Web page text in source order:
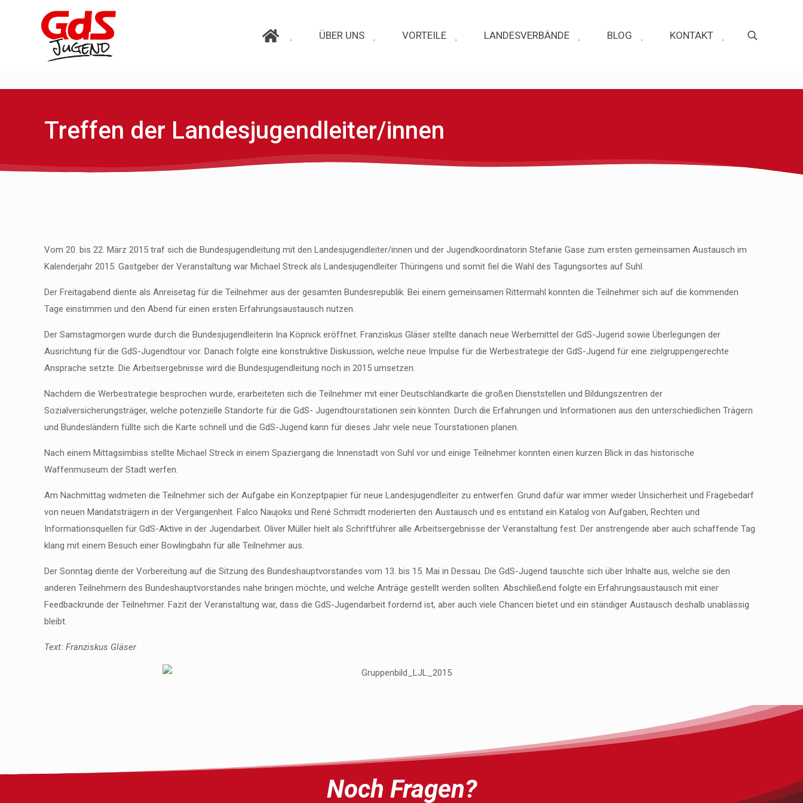
ÜBER UNS VORTEILE LANDESVERBÄNDE BLOG KONTAKT
Treffen der Landesjugendleiter/innen
Vom 20. bis 22. März 2015 traf sich die Bundesjugendleitung mit den Landesjugendleiter/innen und der Jugendkoordinatorin Stefanie Gase zum ersten gemeinsamen Austausch im
Kalenderjahr 2015. Gastgeber der Veranstaltung war Michael Streck als Landesjugendleiter Thüringens und somit fiel die Wahl des Tagungsortes auf Suhl.
Der Freitagabend diente als Anreisetag für die Teilnehmer aus der gesamten Bundesrepublik. Bei einem gemeinsamen Rittermahl konnten die Teilnehmer sich auf die kommenden
Tage einstimmen und den Abend für einen ersten Erfahrungsaustausch nutzen.
Der Samstagmorgen wurde durch die Bundesjugendleiterin Ina Köpnick eröffnet. Franziskus Gläser stellte danach neue Werbemittel der GdS-Jugend sowie Überlegungen der
Ausrichtung für die GdS-Jugendtour vor. Danach folgte eine konstruktive Diskussion, welche neue Impulse für die Werbestrategie der GdS-Jugend für eine zielgruppengerechte
Ansprache setzte. Die Arbeitsergebnisse wird die Bundesjugendleitung noch in 2015 umsetzen.
Nachdem die Werbestrategie besprochen wurde, erarbeiteten sich die Teilnehmer mit einer Deutschlandkarte die großen Dienststellen und Bildungszentren der
Sozialversicherungsträger, welche potenzielle Standorte für die GdS- Jugendtourstationen sein könnten. Durch die Erfahrungen und Informationen aus den unterschiedlichen Trägern
und Bundesländern füllte sich die Karte schnell und die GdS-Jugend kann für dieses Jahr viele neue Tourstationen planen.
Nach einem Mittagsimbiss stellte Michael Streck in einem Spaziergang die Innenstadt von Suhl vor und einige Teilnehmer konnten einen kurzen Blick in das historische
Waffenmuseum der Stadt werfen.
Am Nachmittag widmeten die Teilnehmer sich der Aufgabe ein Konzeptpapier für neue Landesjugendleiter zu entwerfen. Grund dafür war immer wieder Unsicherheit und Fragebedarf
von neuen Mandatsträgern in der Vergangenheit. Falco Naujoks und René Schmidt moderierten den Austausch und es entstand ein Katalog von Aufgaben, Rechten und
Informationsquellen für GdS-Aktive in der Jugendarbeit. Oliver Müller hielt als Schriftführer alle Arbeitsergebnisse der Veranstaltung fest. Der anstrengende aber auch schaffende Tag
klang mit einem Besuch einer Bowlingbahn für alle Teilnehmer aus.
Der Sonntag diente der Vorbereitung auf die Sitzung des Bundeshauptvorstandes vom 13. bis 15. Mai in Dessau. Die GdS-Jugend tauschte sich über Inhalte aus, welche sie den
anderen Teilnehmern des Bundeshauptvorstandes nahe bringen möchte, und welche Anträge gestellt werden sollten. Abschließend folgte ein Erfahrungsaustausch mit einer
Feedbackrunde der Teilnehmer. Fazit der Veranstaltung war, dass die GdS-Jugendarbeit fordernd ist, aber auch viele Chancen bietet und ein ständiger Austausch deshalb unablässig
bleibt.
Text: Franziskus Gläser
Noch Fragen?